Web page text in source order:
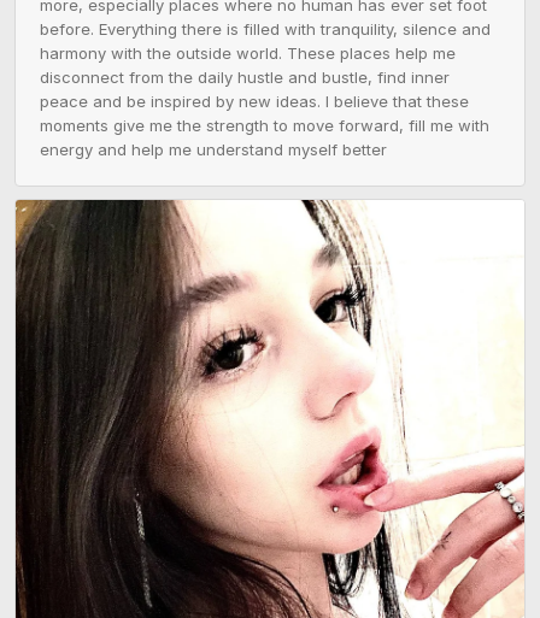
more, especially places where no human has ever set foot
before. Everything there is filled with tranquility, silence and
harmony with the outside world. These places help me
disconnect from the daily hustle and bustle, find inner
peace and be inspired by new ideas. I believe that these
moments give me the strength to move forward, fill me with
energy and help me understand myself better